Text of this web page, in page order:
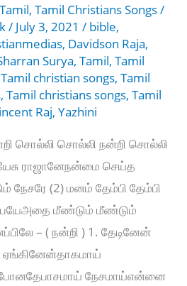
Tamil,Tamil Christians Songs/
/ July 3, 2021/ bible,
, Davidson Raja,
Surya,Tamil,Tamil
Tamil christian songs,Tamil
,Tamil christians songs,Tamil
Raj,Yazhini
சொல்லி சொல்லி நன்றி சொல்லி
ராஜானேநன்மை செய்த
நேசரே (2) மனம் தேம்பி தேம்பி
மீண்டும் மீண்டும்
– ( நன்றி ) 1. தேடினேன்
ஏங்கினேன்தாகமாய்
நேசமாய்என்னை